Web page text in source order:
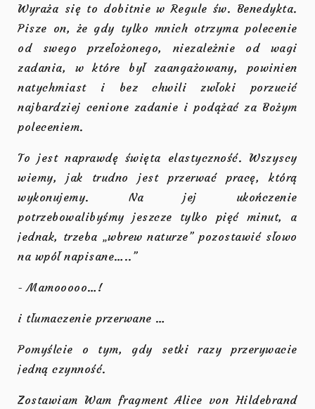
Wyraża się to dobitnie w Regule św. Benedykta.
Pisze on, że gdy tylko mnich otrzyma polecenie
od swego przełożonego, niezależnie od wagi
zadania, w które był zaangażowany, powinien
natychmiast i bez chwili zwłoki porzucić
najbardziej cenione zadanie i podążać za Bożym
poleceniem.
To jest naprawdę święta elastyczność. Wszyscy
wiemy, jak trudno jest przerwać pracę, którą
wykonujemy. Na jej ukończenie
potrzebowalibyśmy jeszcze tylko pięć minut, a
jednak, trzeba „wbrew naturze” pozostawić słowo
na wpół napisane…..”
- Mamooooo…!
i tłumaczenie przerwane …
Pomyślcie o tym, gdy setki razy przerywacie
jedną czynność.
Zostawiam Wam fragment Alice von Hildebrand